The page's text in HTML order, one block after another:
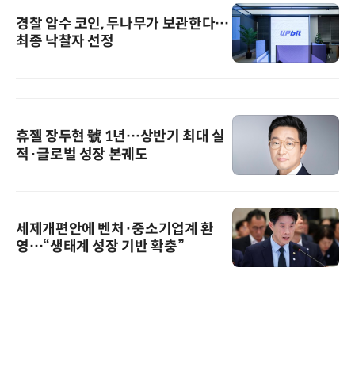
경찰 압수 코인, 두나무가 보관한다…
최종 낙찰자 선정
휴젤 장두현 號 1년…상반기 최대 실
적·글로벌 성장 본궤도
세제개편안에 벤처·중소기업계 환
영…“생태계 성장 기반 확충”